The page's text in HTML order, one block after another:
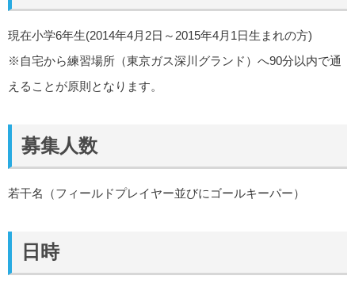
現在小学6年生(2014年4月2日～2015年4月1日生まれの方)
※自宅から練習場所（東京ガス深川グランド）へ90分以内で通
えることが原則となります。
募集人数
若干名（フィールドプレイヤー並びにゴールキーパー）
日時